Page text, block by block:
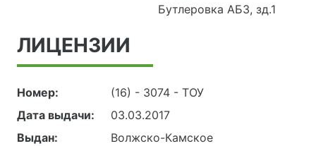
Бутлеровка АБЗ, зд.1
ЛИЦЕНЗИИ
Номер:
(16) - 3074 - ТОУ
Дата выдачи:
03.03.2017
Выдан:
Волжско-Камское